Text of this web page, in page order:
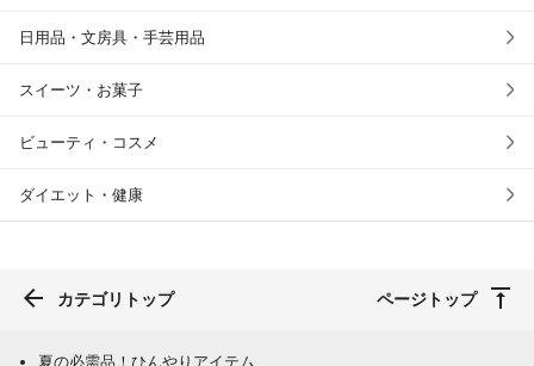
日用品・文房具・手芸用品
スイーツ・お菓子
ビューティ・コスメ
ダイエット・健康
カテゴリトップ ページトップ
夏の必需品！ひんやりアイテム